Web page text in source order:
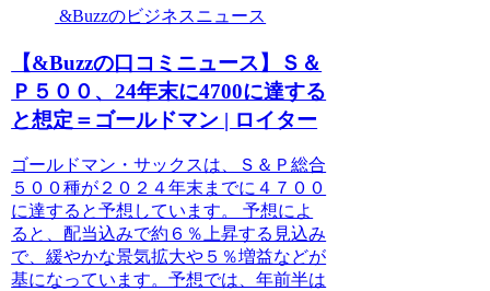
&Buzzのビジネスニュース
【&Buzzの口コミニュース】Ｓ＆
Ｐ５００、24年末に4700に達する
と想定＝ゴールドマン | ロイター
ゴールドマン・サックスは、Ｓ＆Ｐ総合
５００種が２０２４年末までに４７００
に達すると予想しています。 予想によ
ると、配当込みで約６％上昇する見込み
で、緩やかな景気拡大や５％増益などが
基になっています。予想では、年前半は